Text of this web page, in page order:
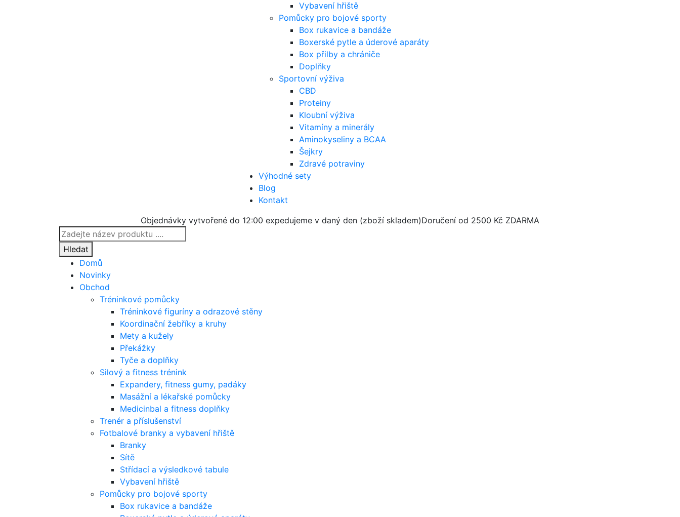
Vybavení hřiště
Pomůcky pro bojové sporty
Box rukavice a bandáže
Boxerské pytle a úderové aparáty
Box přilby a chrániče
Doplňky
Sportovní výživa
CBD
Proteiny
Kloubní výživa
Vitamíny a minerály
Aminokyseliny a BCAA
Šejkry
Zdravé potraviny
Výhodné sety
Blog
Kontakt
Objednávky vytvořené do 12:00 expedujeme v daný den (zboží skladem)Doručení od 2500 Kč ZDARMA
Products
search
Hledat
Domů
Novinky
Obchod
Tréninkové pomůcky
Tréninkové figuríny a odrazové stěny
Koordinační žebříky a kruhy
Mety a kužely
Překážky
Tyče a doplňky
Silový a fitness trénink
Expandery, fitness gumy, padáky
Masážní a lékařské pomůcky
Medicinbal a fitness doplňky
Trenér a příslušenství
Fotbalové branky a vybavení hřiště
Branky
Sítě
Střídací a výsledkové tabule
Vybavení hřiště
Pomůcky pro bojové sporty
Box rukavice a bandáže